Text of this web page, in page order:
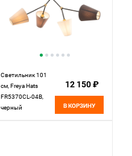
Светильник 101
см, Freya Hats
FR5370CL-04B,
черный
12 150 ₽
В КОРЗИНУ